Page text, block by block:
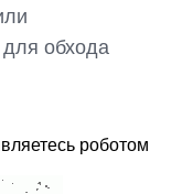
обхода
роботом